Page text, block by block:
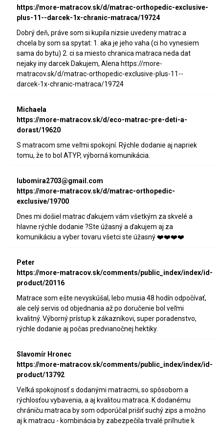
https://more-matracov.sk/d/matrac-orthopedic-exclusive-
plus-11--darcek-1x-chranic-matraca/19724
Dobrý deň, práve som si kupila nizsie uvedeny matrac a
chcela by som sa spytat: 1. aka je jeho vaha (ci ho vynesiem
sama do bytu) 2. ci sa miesto chranica matraca neda dat
nejaky iny darcek Dakujem, Alena https://more-
matracov.sk/d/matrac-orthopedic-exclusive-plus-11--
darcek-1x-chranic-matraca/19724
Michaela
https://more-matracov.sk/d/eco-matrac-pre-deti-a-
dorast/19620
S matracom sme veľmi spokojní. Rýchle dodanie aj napriek
tomu, že to bol ATYP, výborná komunikácia.
lubomira2703@gmail.com
https://more-matracov.sk/d/matrac-orthopedic-
exclusive/19700
Dnes mi došiel matrac ďakujem vám všetkým za skvelé a
hlavne rýchle dodanie ?Ste úžasný a ďakujem aj za
komunikáciu a vyber tovaru všetci ste úžasný ❤️❤️❤️❤️
Peter
https://more-matracov.sk/comments/public_index/index/id-
product/20116
Matrace som ešte nevyskúšal, lebo musia 48 hodín odpočívať,
ale celý servis od objednania až po doručenie bol veľmi
kvalitný. Výborný prístup k zákazníkovi, super poradenstvo,
rýchle dodanie aj počas predvianočnej hektiky.
Slavomír Hronec
https://more-matracov.sk/comments/public_index/index/id-
product/13792
Veľká spokojnosť s dodanými matracmi, so spôsobom a
rýchlosťou vybavenia, a aj kvalitou matraca. K dodanému
chrániču matraca by som odporúčal prišiť suchý zips a možno
aj k matracu - kombinácia by zabezpečila trvalé priľnutie k